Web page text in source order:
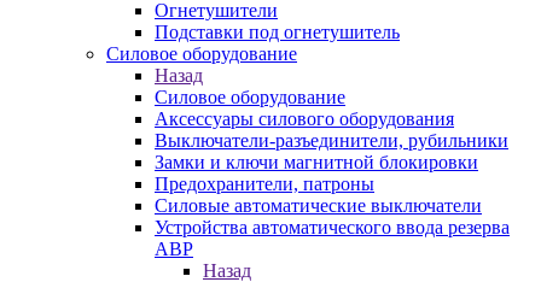
Огнетушители
Подставки под огнетушитель
Силовое оборудование
Назад
Силовое оборудование
Аксессуары силового оборудования
Выключатели-разъединители, рубильники
Замки и ключи магнитной блокировки
Предохранители, патроны
Силовые автоматические выключатели
Устройства автоматического ввода резерва
АВР
Назад